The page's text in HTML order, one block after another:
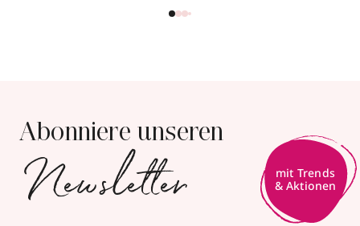
Abonniere unseren
Newsletter